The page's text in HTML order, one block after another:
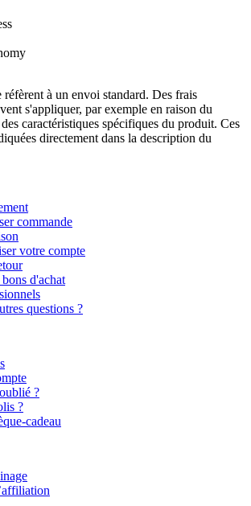
à un envoi standard. Des frais
s'appliquer, par exemple en raison du
caractéristiques spécifiques du produit. Ces
directement dans la description du
commande
votre compte
d'achat
questions ?
?
?
cadeau